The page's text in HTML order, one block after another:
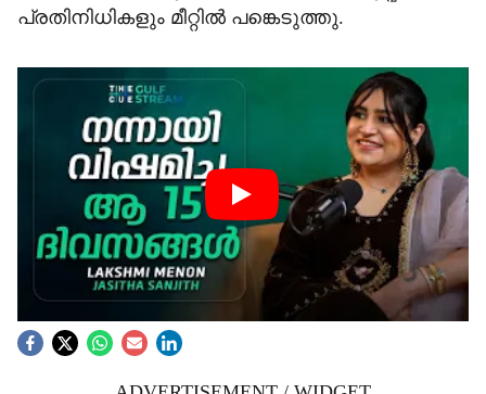
പ്രതിനിധികളും മീറ്റിൽ പങ്കെടുത്തു.